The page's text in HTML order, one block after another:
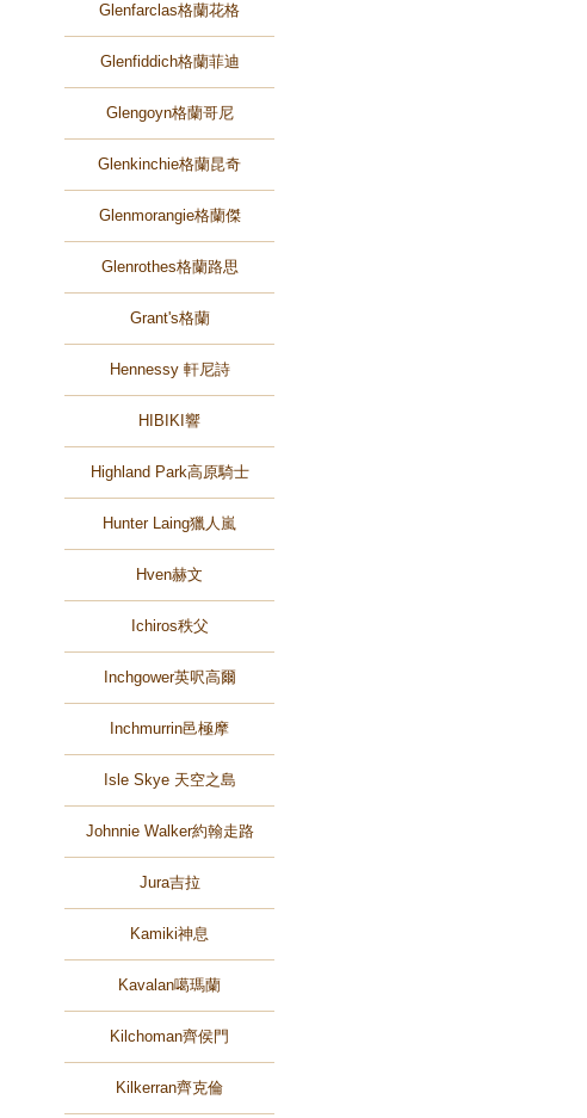
Glenfarclas格蘭花格
Glenfiddich格蘭菲迪
Glengoyn格蘭哥尼
Glenkinchie格蘭昆奇
Glenmorangie格蘭傑
Glenrothes格蘭路思
Grant's格蘭
Hennessy 軒尼詩
HIBIKI響
Highland Park高原騎士
Hunter Laing獵人嵐
Hven赫文
Ichiros秩父
Inchgower英呎高爾
Inchmurrin邑極摩
Isle Skye 天空之島
Johnnie Walker約翰走路
Jura吉拉
Kamiki神息
Kavalan噶瑪蘭
Kilchoman齊侯門
Kilkerran齊克倫